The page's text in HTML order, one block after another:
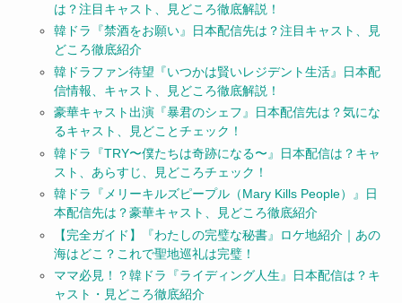
は？注目キャスト、見どころ徹底解説！
韓ドラ『禁酒をお願い』日本配信先は？注目キャスト、見
どころ徹底紹介
韓ドラファン待望『いつかは賢いレジデント生活』日本配
信情報、キャスト、見どころ徹底解説！
豪華キャスト出演『暴君のシェフ』日本配信先は？気にな
るキャスト、見どことチェック！
韓ドラ『TRY〜僕たちは奇跡になる〜』日本配信は？キャ
スト、あらすじ、見どころチェック！
韓ドラ『メリーキルズピープル（Mary Kills People）』日
本配信先は？豪華キャスト、見どころ徹底紹介
【完全ガイド】『わたしの完璧な秘書』ロケ地紹介｜あの
海はどこ？これで聖地巡礼は完璧！
ママ必見！？韓ドラ『ライディング人生』日本配信は？キ
ャスト・見どころ徹底紹介